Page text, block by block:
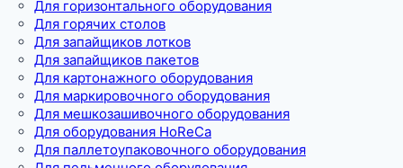
Для горизонтального оборудования
Для горячих столов
Для запайщиков лотков
Для запайщиков пакетов
Для картонажного оборудования
Для маркировочного оборудования
Для мешкозашивочного оборудования
Для оборудования HoReCa
Для паллетоупаковочного оборудования